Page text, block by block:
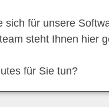
sich für unsere
steht Ihnen hier
für Sie tun?